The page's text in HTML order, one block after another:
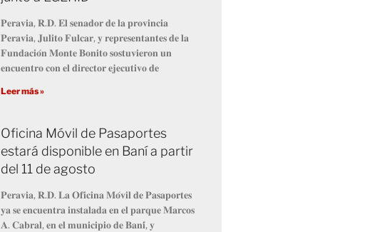
𝐏𝐞𝐫𝐚𝐯𝐢𝐚, 𝐑.𝐃. 𝐄𝐥 𝐬𝐞𝐧𝐚𝐝𝐨𝐫 𝐝𝐞 𝐥𝐚 𝐩𝐫𝐨𝐯𝐢𝐧𝐜𝐢𝐚
𝐏𝐞𝐫𝐚𝐯𝐢𝐚, 𝐉𝐮𝐥𝐢𝐭𝐨 𝐅𝐮𝐥𝐜𝐚𝐫, 𝐲 𝐫𝐞𝐩𝐫𝐞𝐬𝐞𝐧𝐭𝐚𝐧𝐭𝐞𝐬 𝐝𝐞 𝐥𝐚
𝐅𝐮𝐧𝐝𝐚𝐜𝐢𝐨́𝐧 𝐌𝐨𝐧𝐭𝐞 𝐁𝐨𝐧𝐢𝐭𝐨 𝐬𝐨𝐬𝐭𝐮𝐯𝐢𝐞𝐫𝐨𝐧 𝐮𝐧
𝐞𝐧𝐜𝐮𝐞𝐧𝐭𝐫𝐨 𝐜𝐨𝐧 𝐞𝐥 𝐝𝐢𝐫𝐞𝐜𝐭𝐨𝐫 𝐞𝐣𝐞𝐜𝐮𝐭𝐢𝐯𝐨 𝐝𝐞
Leer más »
Oficina Móvil de Pasaportes
estará disponible en Baní a partir
del 11 de agosto
𝐏𝐞𝐫𝐚𝐯𝐢𝐚, 𝐑.𝐃. 𝐋𝐚 𝐎𝐟𝐢𝐜𝐢𝐧𝐚 𝐌𝐨́𝐯𝐢𝐥 𝐝𝐞 𝐏𝐚𝐬𝐚𝐩𝐨𝐫𝐭𝐞𝐬
𝐲𝐚 𝐬𝐞 𝐞𝐧𝐜𝐮𝐞𝐧𝐭𝐫𝐚 𝐢𝐧𝐬𝐭𝐚𝐥𝐚𝐝𝐚 𝐞𝐧 𝐞𝐥 𝐩𝐚𝐫𝐪𝐮𝐞 𝐌𝐚𝐫𝐜𝐨𝐬
𝐀. 𝐂𝐚𝐛𝐫𝐚𝐥, 𝐞𝐧 𝐞𝐥 𝐦𝐮𝐧𝐢𝐜𝐢𝐩𝐢𝐨 𝐝𝐞 𝐁𝐚𝐧𝐢́, 𝐲